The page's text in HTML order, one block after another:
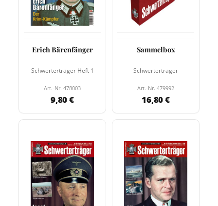
Erich Bärenfänger
Schwerterträger Heft 1
Art.-Nr. 478003
9,80 €
Sammelbox
Schwerterträger
Art.-Nr. 479992
16,80 €